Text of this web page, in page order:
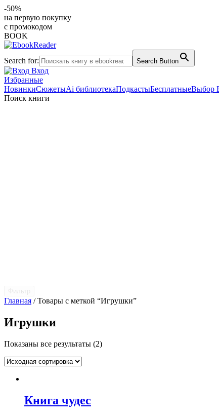
-50%
на первую покупку
с промокодом
BOOK
Search for: Search Button
Вход
Избранные
НовинкиСюжетыAi библиотекаПодкастыБесплатныеВыбор
Поиск книги
Главная / Товары с меткой “Игрушки”
Игрушки
Показаны все результаты (2)
Книга чудес